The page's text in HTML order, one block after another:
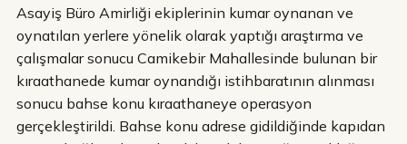
Asayiş Büro Amirliği ekiplerinin kumar oynanan ve
oynatılan yerlere yönelik olarak yaptığı araştırma ve
çalışmalar sonucu Camikebir Mahallesinde bulunan bir
kıraathanede kumar oynandığı istihbaratının alınması
sonucu bahse konu kıraathaneye operasyon
gerçekleştirildi. Bahse konu adrese gidildiğinde kapıdan